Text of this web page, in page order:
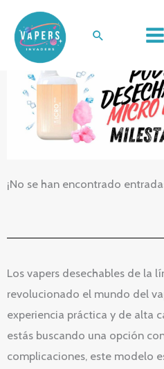
contenido
Buscar
Vaper
¡No se han encontrado
Los vapers desechables de la
revolucionado el mundo del
experiencia práctica y de alta
estás buscando una opción
complicaciones, este modelo